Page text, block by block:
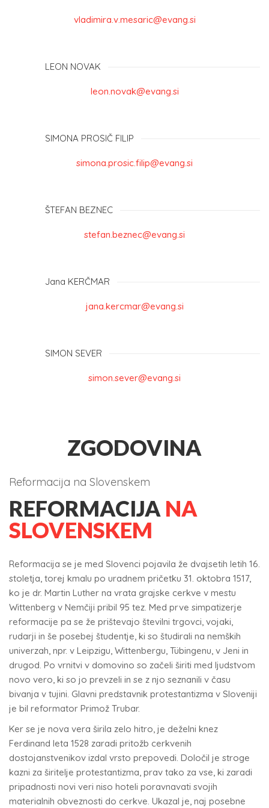
vladimira.v.mesaric@evang.si
LEON NOVAK
leon.novak@evang.si
SIMONA PROSIČ FILIP
simona.prosic.filip@evang.si
ŠTEFAN BEZNEC
stefan.beznec@evang.si
Jana KERČMAR
jana.kercmar@evang.si
SIMON SEVER
simon.sever@evang.si
ZGODOVINA
Reformacija na Slovenskem
REFORMACIJA NA
SLOVENSKEM
Reformacija se je med Slovenci pojavila že dvajsetih letih 16.
stoletja, torej kmalu po uradnem pričetku 31. oktobra 1517,
ko je dr. Martin Luther na vrata grajske cerkve v mestu
Wittenberg v Nemčiji pribil 95 tez. Med prve simpatizerje
reformacije pa se že prištevajo številni trgovci, vojaki,
rudarji in še posebej študentje, ki so študirali na nemških
univerzah, npr. v Leipzigu, Wittenbergu, Tübingenu, v Jeni in
drugod. Po vrnitvi v domovino so začeli širiti med ljudstvom
novo vero, ki so jo prevzeli in se z njo seznanili v času
bivanja v tujini. Glavni predstavnik protestantizma v Sloveniji
je bil reformator Primož Trubar.
Ker se je nova vera širila zelo hitro, je deželni knez
Ferdinand leta 1528 zaradi pritožb cerkvenih
dostojanstvenikov izdal vrsto prepovedi. Določil je stroge
kazni za širitelje protestantizma, prav tako za vse, ki zaradi
pripadnosti novi veri niso hoteli poravnavati svojih
materialnih obveznosti do cerkve. Ukazal je, naj posebne